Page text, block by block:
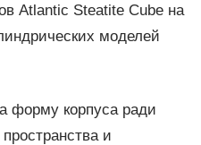
Atlantic Steatite Cube на
моделей
форму корпуса ради
и